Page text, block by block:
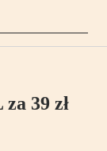
39 zł